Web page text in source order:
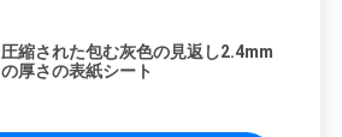
圧縮された包む灰色の見返し2.4mm
の厚さの表紙シート